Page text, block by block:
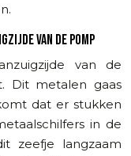
VAN DE POMP
van de
Dit metalen gaas
dat er stukken
in de
zeefje langzaam